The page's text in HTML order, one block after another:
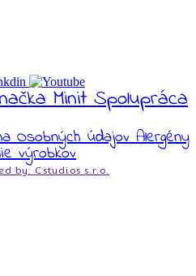
Minit Spolupráca
Osobných údajov Alergény
výrobkov
by: Cstudios s.r.o.